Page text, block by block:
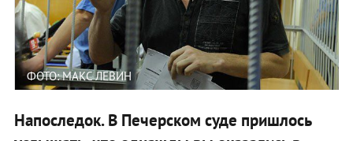
ФОТО: МАКС ЛЕВИН
Напоследок. В Печерском суде пришлось